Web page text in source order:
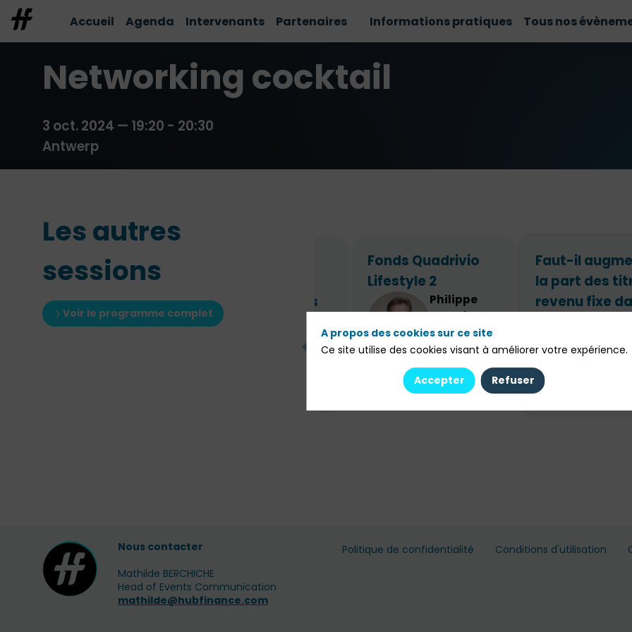
Accueil Agenda Intervenants Partenaires Informations pratiques Tous nos
Networking cocktail
3 oct. 2024 — 19:20 - 20:30
Antwerp
Les autres
sessions
Voir le programme complet
Driven / les fonds
Helium
Julien
Vanlerberghe
Fonds Quadrivio
Lifestyle 2
Philippe
Franchet
Quadrivio
Group
Faut-il
la part des
revenu fixe
les
VDS
BNY
Nous contacter
Mathilde BERCHICHE
Head of Events Communication
mathilde@hubfinance.com
Politique de confidentialité Conditions d'utilisation
A propos des cookies sur ce site
Ce site utilise des cookies visant à améliorer votre expérience.
Accepter Refuser